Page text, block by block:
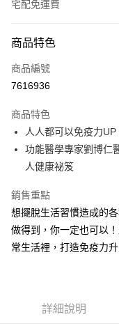
宅配免運費
信用卡一次付款
LINE Pay
街口支付
悠遊付
運送方式
宅配
每筆NT$70，滿
商品特色
商品編號
7616936
商品特色
人人都可以免疫力
功能醫學專家劉博仁
人健康祕笈
銷售重點
想擺脫生活習慣造成的
做得到，你一定也可以
常生活裡，打造免疫力
詳細說明